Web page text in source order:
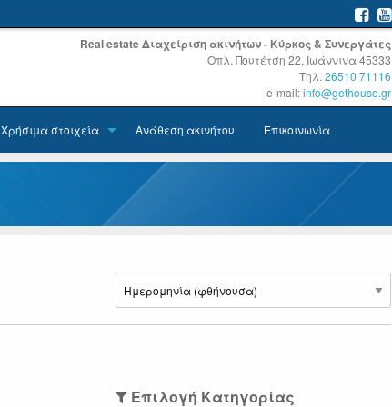
Real estate Διαχείριση ακινήτων - Κύρκος & Συνεργάτες
Οπλ. Πουτέτση 22, Ιωάννινα 45333
Τηλ. 26510 71116
e-mail:info@gethouse.gr
Χρήσιμα στοιχεία Ανάθεση ακινήτου Επικοινωνία
Επιλογή Κατηγορίας